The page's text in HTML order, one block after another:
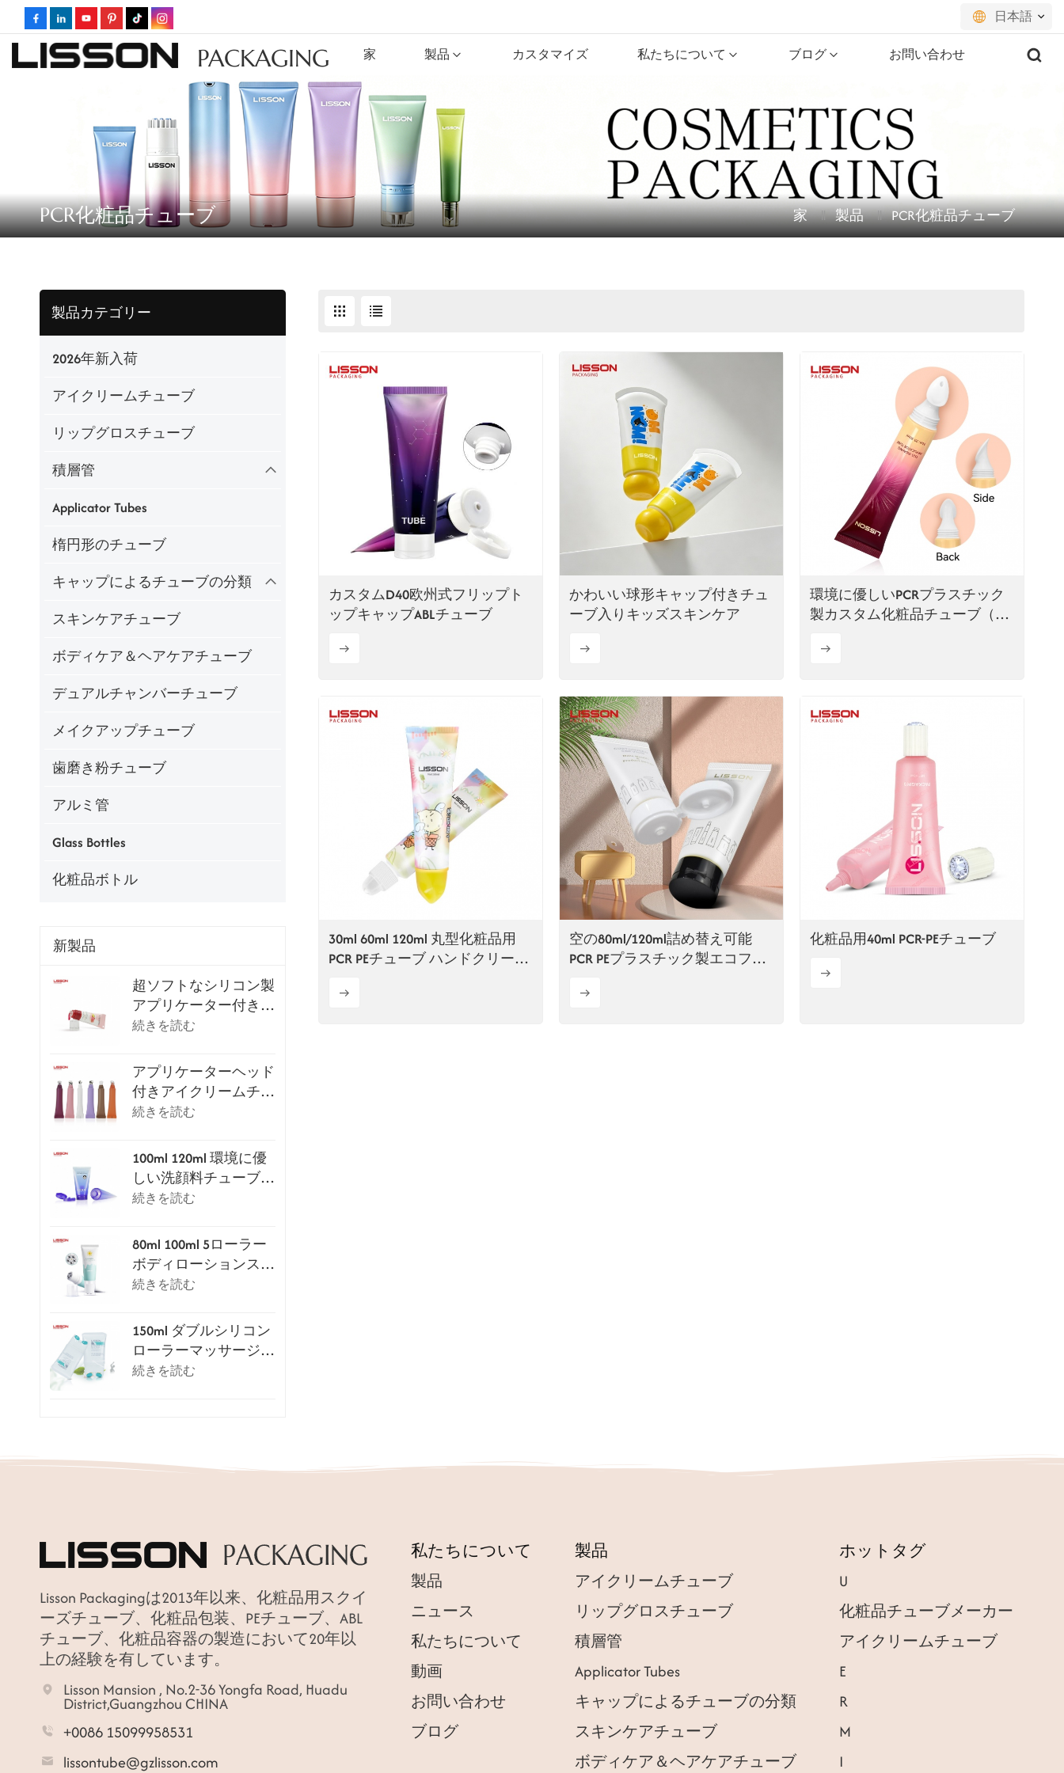
日本語
русский
español
português
ไทย
Tiếng việt
中文
PACKAGING 家 製品 カスタマイズ 私たちについて ブログ お問い合わせ
PCR化粧品チューブ 家 製品 PCR化粧品チューブ
製品カテゴリー
2026年新入荷
アイクリームチューブ
リップグロスチューブ
積層管
Applicator Tubes
楕円形のチューブ
キャップによるチューブの分類
スキンケアチューブ
ボディケア＆ヘアケアチューブ
デュアルチャンバーチューブ
メイクアップチューブ
歯磨き粉チューブ
アルミ管
Glass Bottles
化粧品ボトル
新製品
超ソフトなシリコン製
アプリケーター付きリ
ップグロスチューブ
続きを読む
アプリケーターヘッド
付きアイクリームチュ
ーブパッケージシリー
続きを読む
100ml 120ml 環境に優
しい洗顔料チューブ
（フリップトップキャ
続きを読む
80ml 100ml 5ローラー
ボディローションスク
レイピングマッサージ
続きを読む
150ml ダブルシリコン
ローラーマッサージ化
粧チューブ
続きを読む
カスタムD40欧州式フリップト
ップキャップABLチューブ
かわいい球形キャップ付きチュ
ーブ入りキッズスキンケア
環境に優しいPCRプラスチック
製カスタム化粧品チューブ（ア
30ml 60ml 120ml 丸型化粧品用
PCR PEチューブ ハンドクリーム
空の80ml/120ml詰め替え可能
PCR PEプラスチック製エコフレ
化粧品用40ml PCR-PEチューブ
Lisson Packagingは2013年以来、化粧品用スクイ
ーズチューブ、化粧品包装、PEチューブ、ABL
チューブ、化粧品容器の製造において20年以
上の経験を有しています。
Lisson Mansion , No.2-36 Yongfa Road, Huadu
District,Guangzhou CHINA
+0086 15099958531
lissontube@gzlisson.com
私たちについて
製品
ニュース
私たちについて
動画
お問い合わせ
ブログ
製品
アイクリームチューブ
リップグロスチューブ
積層管
Applicator Tubes
キャップによるチューブの分類
スキンケアチューブ
ボディケア＆ヘアケアチューブ
ホットタグ
U
化粧品チューブメーカー
アイクリームチューブ
E
R
M
I